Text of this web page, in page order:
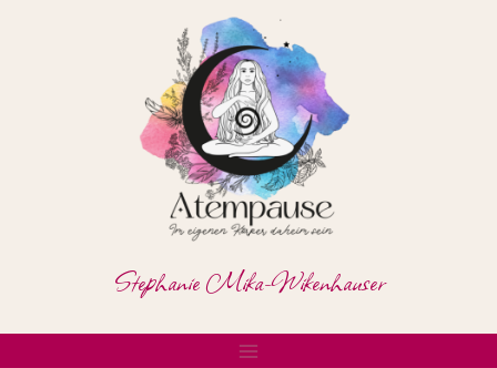
Stephanie Mika-Wikenhauser